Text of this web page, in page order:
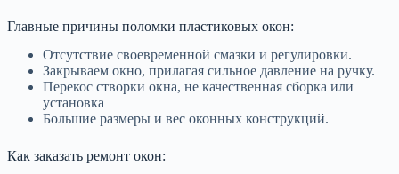
Главные причины поломки пластиковых окон:
Отсутствие своевременной смазки и регулировки.
Закрываем окно, прилагая сильное давление на ручку.
Перекос створки окна, не качественная сборка или
установка
Большие размеры и вес оконных конструкций.
Как заказать ремонт окон: